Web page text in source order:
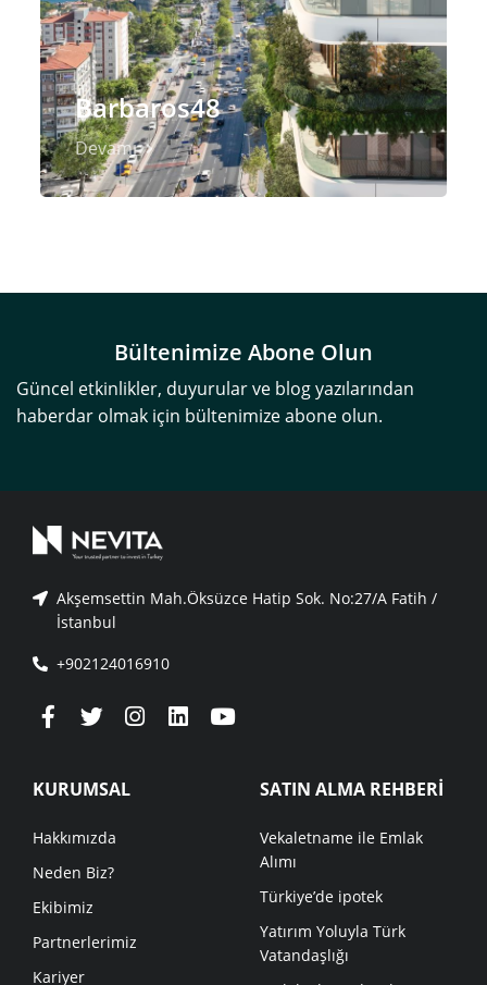
Barbaros48
Devamı
Bültenimize Abone Olun
Güncel etkinlikler, duyurular ve blog yazılarından
haberdar olmak için bültenimize abone olun.
Akşemsettin Mah.Öksüzce Hatip Sok. No:27/A Fatih /
İstanbul
+902124016910
KURUMSAL
Hakkımızda
Neden Biz?
Ekibimiz
Partnerlerimiz
Kariyer
SATIN ALMA REHBERİ
Vekaletname ile Emlak
Alımı
Türkiye’de ipotek
Yatırım Yoluyla Türk
Vatandaşlığı